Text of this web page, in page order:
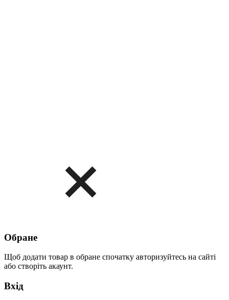
Обране
Щоб додати товар в обране спочатку авторизуйтесь на сайті
або створіть акаунт.
Вхід